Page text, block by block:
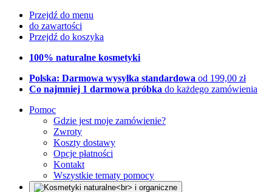
Przejdź do menu
do zawartości
Przejdź do koszyka
100% naturalne kosmetyki
Polska: Darmowa wysyłka standardowa od 199,00 zł
Co najmniej 1 darmowa próbka do każdego zamówienia
Pomoc
Gdzie jest moje zamówienie?
Zwroty
Koszty dostawy
Opcje płatności
Kontakt
Wszystkie tematy pomocy